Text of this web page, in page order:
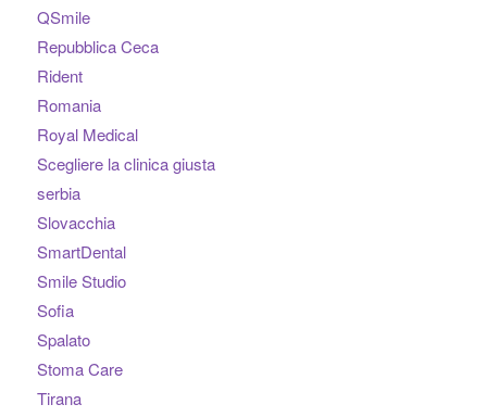
QSmile
Repubblica Ceca
Rident
Romania
Royal Medical
Scegliere la clinica giusta
serbia
Slovacchia
SmartDental
Smile Studio
Sofia
Spalato
Stoma Care
Tirana